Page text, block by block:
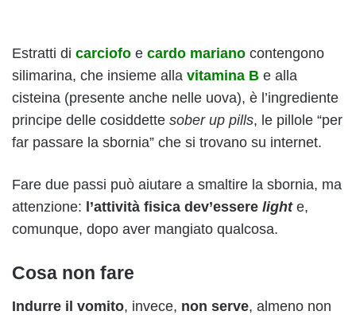
Estratti di carciofo e cardo mariano contengono
silimarina, che insieme alla vitamina B e alla
cisteina (presente anche nelle uova), è l’ingrediente
principe delle cosiddette sober up pills, le pillole “per
far passare la sbornia” che si trovano su internet.
Fare due passi può aiutare a smaltire la sbornia, ma
attenzione: l’attività fisica dev’essere lighte,
comunque, dopo aver mangiato qualcosa.
Cosa non fare
Indurre il vomito, invece, non serve, almeno non